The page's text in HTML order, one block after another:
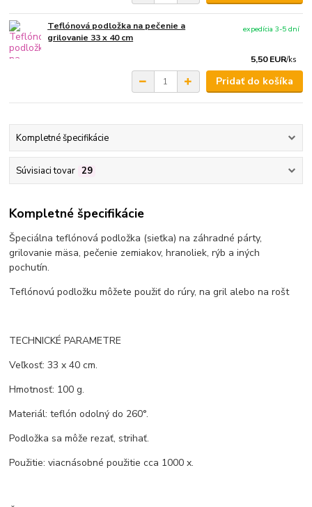
Teflónová podložka na pečenie a
grilovanie 33 x 40 cm
5,50 EUR/ks
expedícia 3-5 dní
Pridať do košíka
Kompletné špecifikácie
Súvisiaci tovar 29
Kompletné špecifikácie
Špeciálna teflónová podložka (sieťka) na záhradné párty,
grilovanie mäsa, pečenie zemiakov, hranoliek, rýb a iných
pochutín.
Teflónovú podložku môžete použiť do rúry, na gril alebo na rošt
TECHNICKÉ PARAMETRE
Veľkosť: 33 x 40 cm.
Hmotnosť: 100 g.
Materiál: teflón odolný do 260°.
Podložka sa môže rezať, strihať.
Použitie: viacnásobné použitie cca 1000 x.